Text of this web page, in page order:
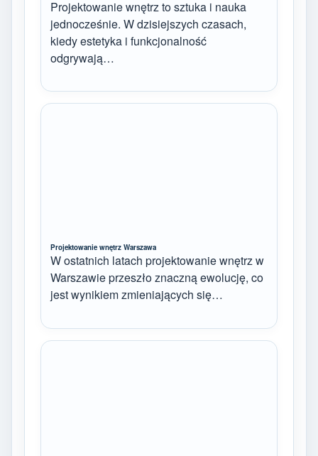
Projektowanie wnętrz to sztuka i nauka
jednocześnie. W dzisiejszych czasach,
kiedy estetyka i funkcjonalność
odgrywają…
Projektowanie wnętrz Warszawa
W ostatnich latach projektowanie wnętrz w
Warszawie przeszło znaczną ewolucję, co
jest wynikiem zmieniających się…